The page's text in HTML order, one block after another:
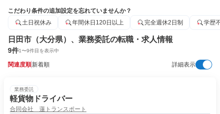
こだわり条件の追加設定を忘れていませんか？
土日祝休み
年間休日120日以上 完全週休2日制 学歴
日田市（大分県）、業務委託の転職・求人情報
9件1〜9件目を表示中
関連度順新着順 詳細表示
業務委託
軽貨物ドライバー
合同会社 蓮トランスポート